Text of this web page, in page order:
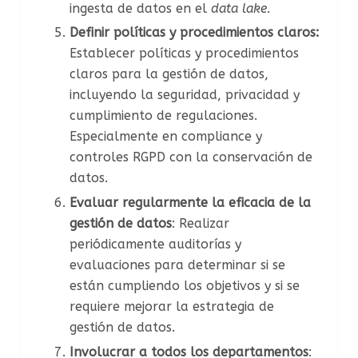
ingesta de datos en el data lake.
Definir políticas y procedimientos claros:
Establecer políticas y procedimientos
claros para la gestión de datos,
incluyendo la seguridad, privacidad y
cumplimiento de regulaciones.
Especialmente en compliance y
controles RGPD con la conservación de
datos.
Evaluar regularmente la eficacia de la
gestión de datos: Realizar
periódicamente auditorías y
evaluaciones para determinar si se
están cumpliendo los objetivos y si se
requiere mejorar la estrategia de
gestión de datos.
Involucrar a todos los departamentos: